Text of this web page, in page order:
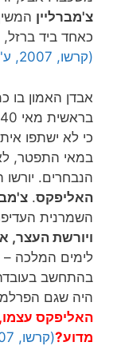
צ'מברליין
כאחד ביד ברזל,
(קרשו, 2007, ע' 45)
אבדן האמון
במאי התפטר,
הנבחרים.
האליפקס.
השמרנית
ויורשת העצר,
לימים המלכה –
היה שגם
האליפקס
מדוע?(קרשו, 2007, ע' 47-46)